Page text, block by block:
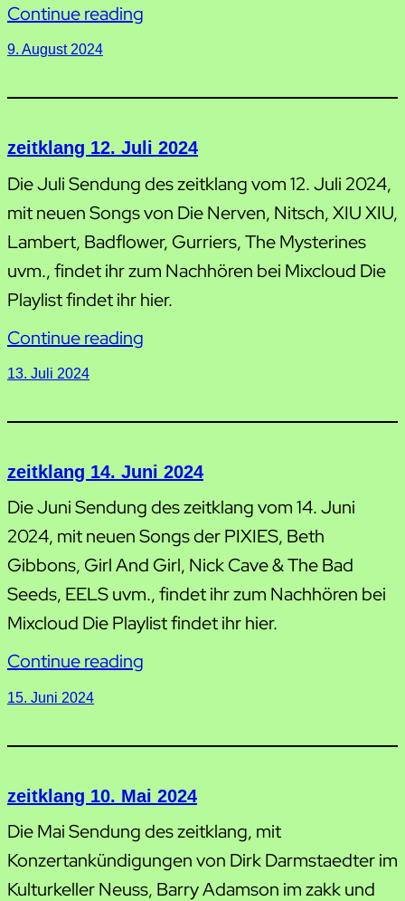
Continue reading
9. August 2024
zeitklang 12. Juli 2024
Die Juli Sendung des zeitklang vom 12. Juli 2024,
mit neuen Songs von Die Nerven, Nitsch, XIU XIU,
Lambert, Badflower, Gurriers, The Mysterines
uvm., findet ihr zum Nachhören bei Mixcloud Die
Playlist findet ihr hier.
Continue reading
13. Juli 2024
zeitklang 14. Juni 2024
Die Juni Sendung des zeitklang vom 14. Juni
2024, mit neuen Songs der PIXIES, Beth
Gibbons, Girl And Girl, Nick Cave & The Bad
Seeds, EELS uvm., findet ihr zum Nachhören bei
Mixcloud Die Playlist findet ihr hier.
Continue reading
15. Juni 2024
zeitklang 10. Mai 2024
Die Mai Sendung des zeitklang, mit
Konzertankündigungen von Dirk Darmstaedter im
Kulturkeller Neuss, Barry Adamson im zakk und